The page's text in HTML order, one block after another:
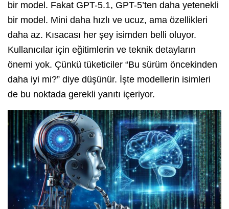
bir model. Fakat GPT-5.1, GPT-5’ten daha yetenekli
bir model. Mini daha hızlı ve ucuz, ama özellikleri
daha az. Kısacası her şey isimden belli oluyor.
Kullanıcılar için eğitimlerin ve teknik detayların
önemi yok. Çünkü tüketiciler “Bu sürüm öncekinden
daha iyi mi?” diye düşünür. İşte modellerin isimleri
de bu noktada gerekli yanıtı içeriyor.